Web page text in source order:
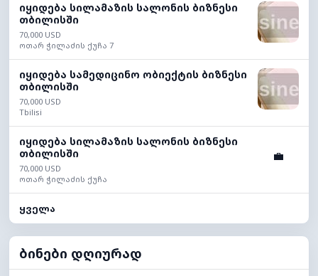
იყიდება სილამაზის სალონის ბიზნესი
თბილისში
70,000 USD
ოთარ ჭილაძის ქუჩა 7
იყიდება სამედიცინო ობიექტის ბიზნესი
თბილისში
70,000 USD
Tbilisi
იყიდება სილამაზის სალონის ბიზნესი
თბილისში
70,000 USD
ოთარ ჭილაძის ქუჩა
💼
ყველა
ბინები დღიურად